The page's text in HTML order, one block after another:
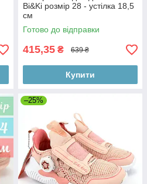
Bi&Ki розмір 28 - устілка 18,5
см
Готово до відправки
415,35 ₴ 639 ₴
Купити
–25%